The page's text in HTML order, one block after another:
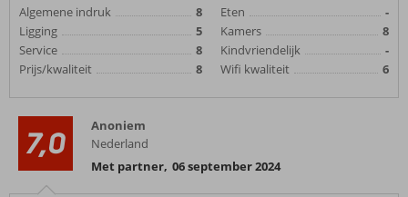
Algemene indruk
8
Ligging
5
Service
8
Prijs/kwaliteit
8
Eten
-
Kamers
8
Kindvriendelijk
-
Wifi kwaliteit
6
7,0
Anoniem
Nederland
Met partner, 06 september 2024